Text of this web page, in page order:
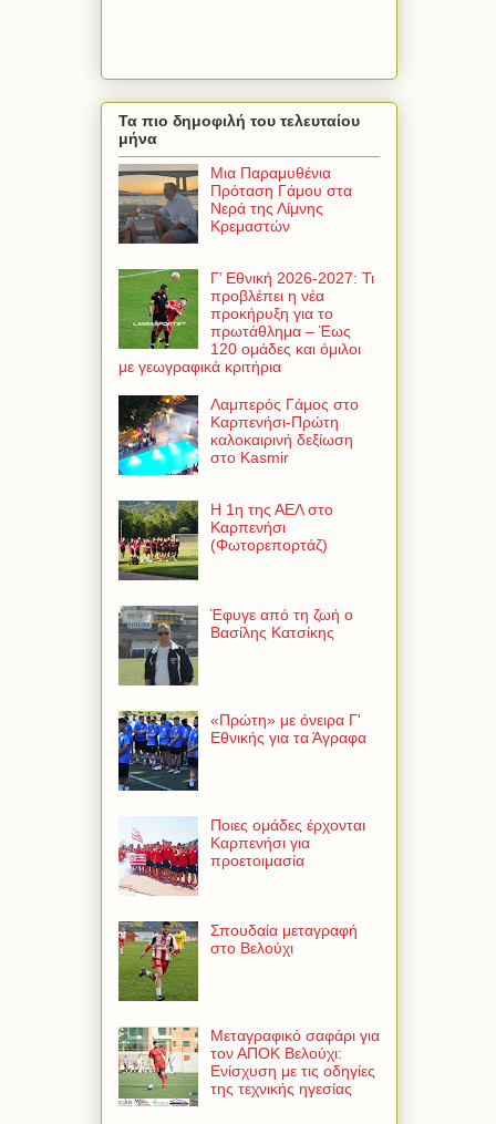
Τα πιο δημοφιλή του τελευταίου
μήνα
Μια Παραμυθένια
Πρόταση Γάμου στα
Νερά της Λίμνης
Κρεμαστών
Γ’ Εθνική 2026-2027: Τι
προβλέπει η νέα
προκήρυξη για το
πρωτάθλημα – Έως
120 ομάδες και όμιλοι
με γεωγραφικά κριτήρια
Λαμπερός Γάμος στο
Καρπενήσι-Πρώτη
καλοκαιρινή δεξίωση
στο Kasmir
Η 1η της ΑΕΛ στο
Καρπενήσι
(Φωτορεπορτάζ)
Έφυγε από τη ζωή ο
Βασίλης Κατσίκης
«Πρώτη» με όνειρα Γ'
Εθνικής για τα Άγραφα
Ποιες ομάδες έρχονται
Καρπενήσι για
προετοιμασία
Σπουδαία μεταγραφή
στο Βελούχι
Μεταγραφικό σαφάρι για
τον ΑΠΟΚ Βελούχι:
Ενίσχυση με τις οδηγίες
της τεχνικής ηγεσίας